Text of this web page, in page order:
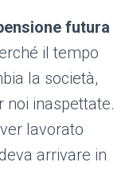
futura
il tempo
la società,
noi inaspettate.
lavorato
arrivare in